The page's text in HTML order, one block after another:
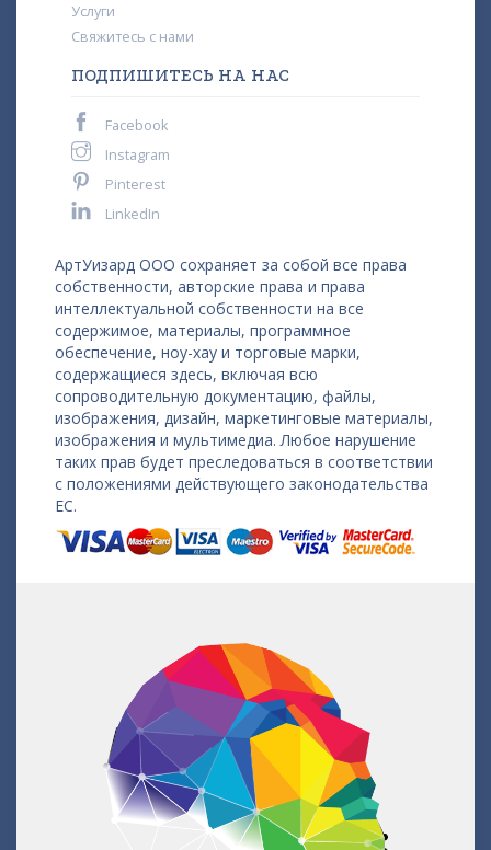
Услуги
Свяжитесь с нами
ПОДПИШИТЕСЬ НА НАС
Facebook
Instagram
Pinterest
LinkedIn
АртУизард ООО сохраняет за собой все права
собственности, авторские права и права
интеллектуальной собственности на все
содержимое, материалы, программное
обеспечение, ноу-хау и торговые марки,
содержащиеся здесь, включая всю
сопроводительную документацию, файлы,
изображения, дизайн, маркетинговые материалы,
изображения и мультимедиа. Любое нарушение
таких прав будет преследоваться в соответствии
с положениями действующего законодательства
ЕС.